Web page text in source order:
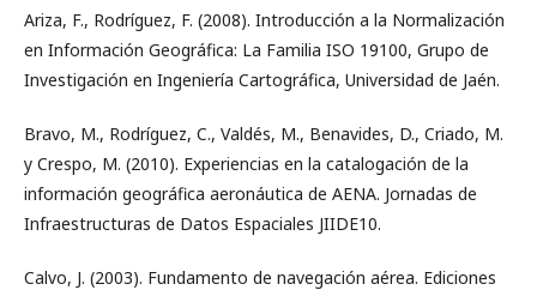
Ariza, F., Rodríguez, F. (2008). Introducción a la Normalización
en Información Geográfica: La Familia ISO 19100, Grupo de
Investigación en Ingeniería Cartográfica, Universidad de Jaén.
Bravo, M., Rodríguez, C., Valdés, M., Benavides, D., Criado, M.
y Crespo, M. (2010). Experiencias en la catalogación de la
información geográfica aeronáutica de AENA. Jornadas de
Infraestructuras de Datos Espaciales JIIDE10.
Calvo, J. (2003). Fundamento de navegación aérea. Ediciones